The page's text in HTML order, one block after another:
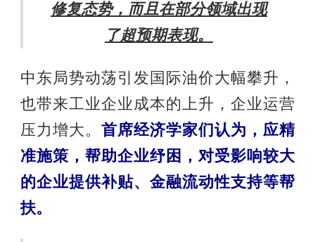
修复态势，而且在部分领域出现
了超预期表现。
中东局势动荡引发国际油价大幅攀升，
也带来工业企业成本的上升，企业运营
压力增大。 首席经济学家们认为，应精
准施策，帮助企业纾困，对受影响较大
的企业提供补贴、金融流动性支持等帮
扶。